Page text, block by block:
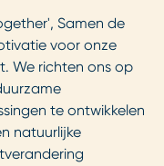
Samen de
voor onze
We richten ons op
te ontwikkelen
natuurlijke